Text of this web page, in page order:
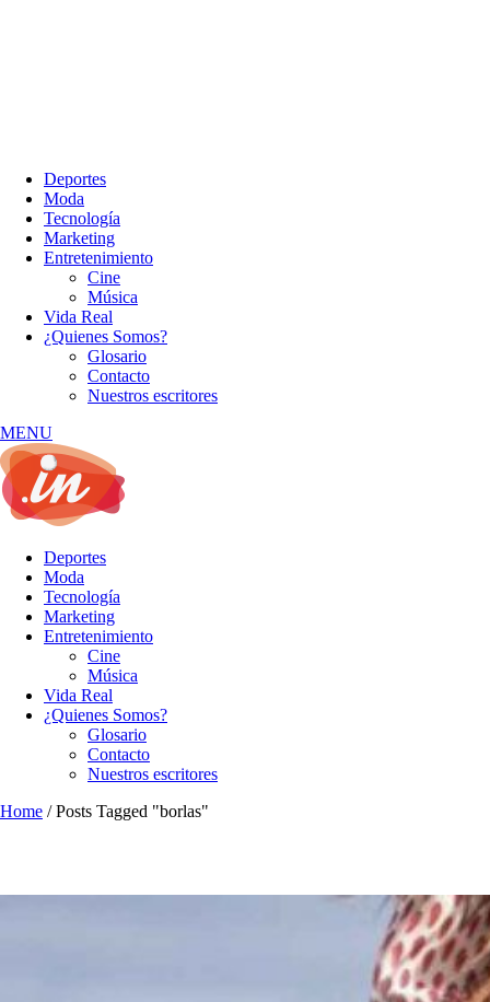
Deportes
Moda
Tecnología
Marketing
Entretenimiento
Cine
Música
Vida Real
¿Quienes Somos?
Glosario
Contacto
Nuestros escritores
MENU
Deportes
Moda
Tecnología
Marketing
Entretenimiento
Cine
Música
Vida Real
¿Quienes Somos?
Glosario
Contacto
Nuestros escritores
Home /Posts Tagged "borlas"